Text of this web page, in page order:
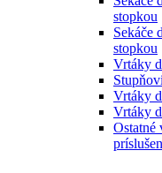
stopkou
Sekáče
stopkou
Vrtáky
Vrtáky
Vrtáky
Ostatné